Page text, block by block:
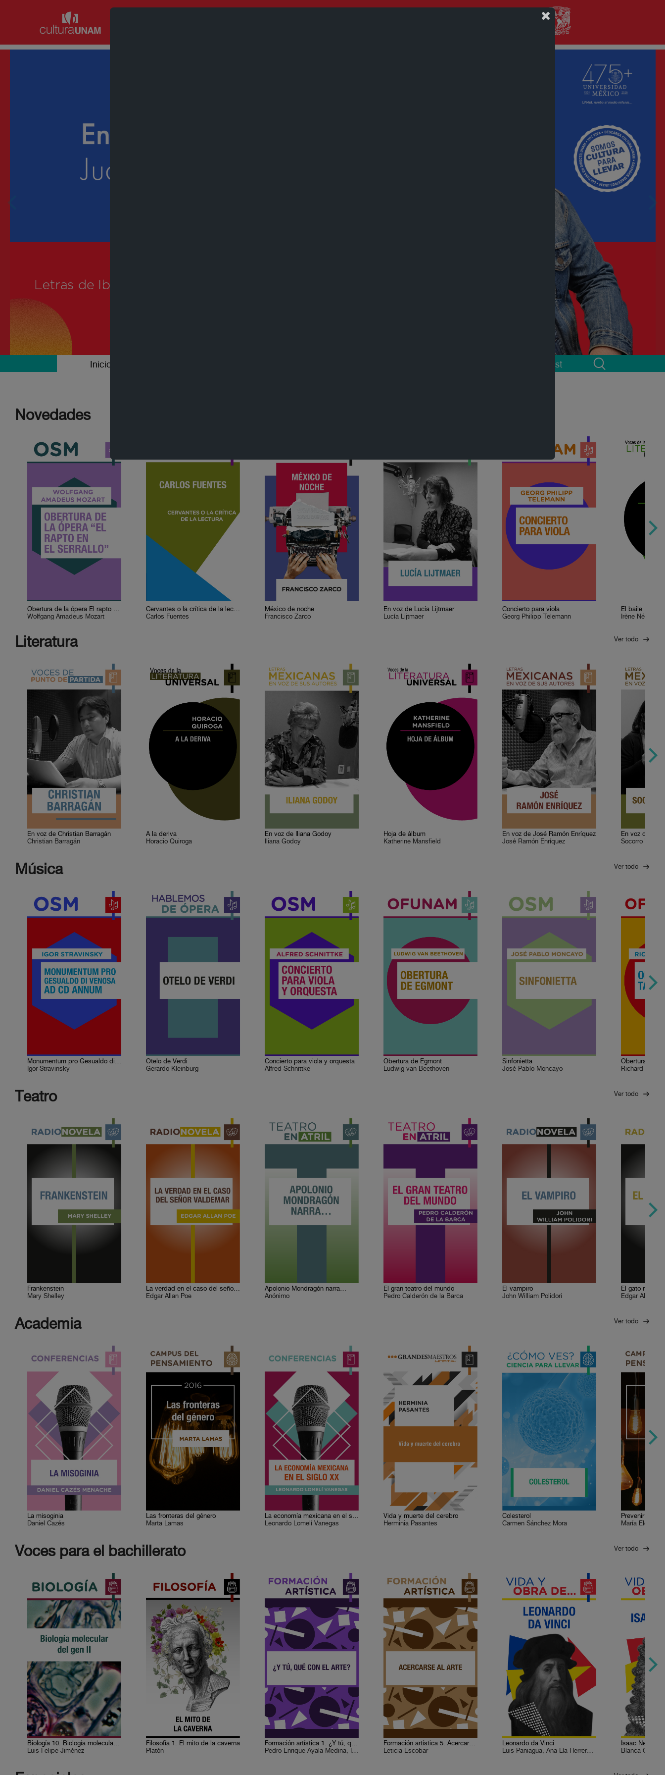
Inicio Podcast
Novedades
Obertura de la ópera El rapto en el serrallo
Wolfgang Amadeus Mozart
Cervantes o la crítica de la lectura
Carlos Fuentes
México de noche
Francisco Zarco
En voz de Lucía Lijtmaer
Lucía Lijtmaer
Concierto para viola
Georg Philipp Telemann
El baile
Irène
Literatura Ver todo
En voz de Christian Barragán
Christian Barragán
A la deriva
Horacio Quiroga
En voz de Iliana Godoy
Iliana Godoy
Hoja de álbum
Katherine Mansfield
En voz de José Ramón Enríquez
José Ramón Enríquez
En voz de
Socorro
Música Ver todo
Monumentum pro Gesualdo di Venosa ad CD annum
Igor Stravinsky
Otelo de Verdi
Gerardo Kleinburg
Concierto para viola y orquesta
Alfred Schnittke
Obertura de Egmont
Ludwig van Beethoven
Sinfonietta
José Pablo Moncayo
Obertura de
Richard
Teatro Ver todo
Frankenstein
Mary Shelley
La verdad en el caso del señor Valdemar
Edgar Allan Poe
Apolonio Mondragón narra…
Anónimo
El gran teatro del mundo
Pedro Calderón de la Barca
El vampiro
John William Polidori
El gato negro
Edgar Allan
Academia Ver todo
La misoginia
Daniel Cazés
Las fronteras del género
Marta Lamas
La economía mexicana en el siglo XX
Leonardo Lomelí Vanegas
Vida y muerte del cerebro
Herminia Pasantes
Colesterol
Carmen Sánchez Mora
Prevenir la
María Elena
Voces para el bachillerato Ver todo
Biología 10. Biología molecular del gen II
Luis Felipe Jiménez
Filosofía 1. El mito de la caverna
Platón
Formación artística 1. ¿Y tú, qué con el arte?
Pedro Enrique Ayala Medina, Ismael Antonio Colmenares M., Leticia Escobar, Víctor Manuel Monroy de la Rosa, Sergio Herrera Castro, Guadalupe Sumano Durán, Saúl León Ramírez, José Luis Alderete Retana, Felipe Mejía Rodríguez
Formación artística 5. Acercarse al arte
Leticia Escobar
Leonardo da Vinci
Luis Paniagua, Ana Lía Herrera Lasso
Isaac Newton
Blanca